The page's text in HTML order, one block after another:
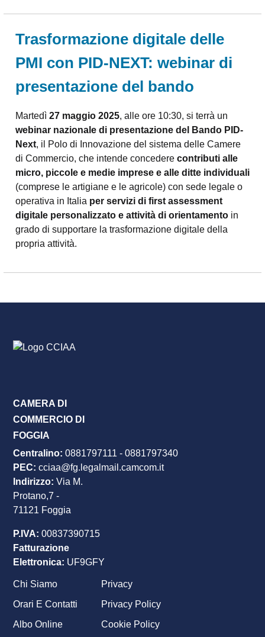
Trasformazione digitale delle
PMI con PID-NEXT: webinar di
presentazione del bando
Martedì 27 maggio 2025, alle ore 10:30, si terrà un
webinar nazionale di presentazione del Bando PID-
Next, il Polo di Innovazione del sistema delle Camere
di Commercio, che intende concedere contributi alle
micro, piccole e medie imprese e alle ditte individuali
(comprese le artigiane e le agricole) con sede legale o
operativa in Italia per servizi di first assessment
digitale personalizzato e attività di orientamento in
grado di supportare la trasformazione digitale della
propria attività.
CAMERA DI
COMMERCIO DI
FOGGIA
Centralino: 0881797111 - 0881797340
PEC: cciaa@fg.legalmail.camcom.it
Indirizzo: Via M.
Protano,7 -
71121 Foggia
P.IVA: 00837390715
Fatturazione
Elettronica: UF9GFY
Footer
menu
Chi Siamo
Orari E Contatti
Albo Online
Privacy
Privacy Policy
Cookie Policy